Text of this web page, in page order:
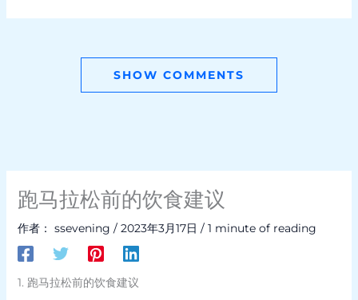
SHOW COMMENTS
跑马拉松前的饮食建议
作者： ssevening / 2023年3月17日 / 1 minute of reading
1. 跑马拉松前的饮食建议